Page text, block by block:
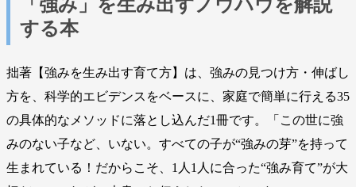
「強み」を生み出すノウハウを解説
する本
拙著【強みを生み出す育て方】は、強みの見つけ方・伸ばし
方を、科学的エビデンスをベースに、家庭で簡単に行える35
の具体的なメソッドに落とし込んだ1冊です。「この世に強
みのない子など、いない。すべての子が“強みの芽”を持って
生まれている！だからこそ、1人1人に合った“強み育て”が大